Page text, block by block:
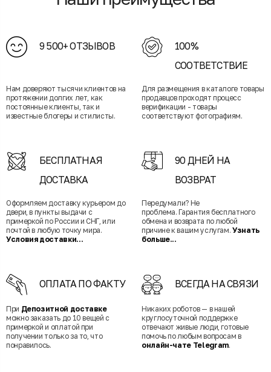
9 500+ ОТЗЫВОВ
Нам доверяют тысячи клиентов на
протяжении долгих лет, как
постоянные клиенты, так и
известные блогеры и стилисты.
100%
СООТВЕТСТВИЕ
Для размещения в каталоге товары
продавцов проходят процесс
верификации - товары
соответствуют фотографиям.
БЕСПЛАТНАЯ
ДОСТАВКА
Оформляем доставку курьером до
двери, в пункты выдачи с
примеркой по России и СНГ, или
почтой в любую точку мира.
Условия доставки...
90 ДНЕЙ НА
ВОЗВРАТ
Передумали? Не
проблема. Гарантия бесплатного
обмена и возврата по любой
причине к вашим услугам. Узнать
больше...
ОПЛАТА ПО ФАКТУ
При Депозитной доставке
можно заказать до 10 вещей с
примеркой и оплатой при
получении только за то, что
понравилось.
ВСЕГДА НА СВЯЗИ
Никаких роботов — в нашей
круглосуточной поддержке
отвечают живые люди, готовые
помочь по любым вопросам в
онлайн-чате Telegram.